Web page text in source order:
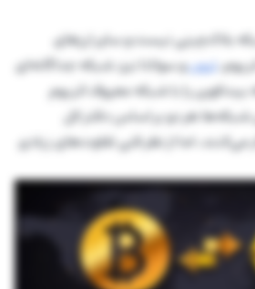
بلاک‌چینی نیست و سایر ارزهای
ترونو سولانا نیز، شبکه جداگانه‌ای
بیت‌کوین را با شبکه معروف اتریوم
هر دو بر اساس دفتر کل
می‌کنند، اما از نظر فنی تفاوت‌های زیادی